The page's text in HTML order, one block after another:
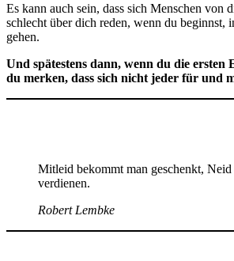
Es kann auch sein, dass sich Menschen von
schlecht über dich reden, wenn du beginnst,
gehen.
Und spätestens dann, wenn du die ersten
du merken, dass sich nicht jeder für und
Mitleid bekommt man geschenkt, Neid
verdienen.
Robert Lembke